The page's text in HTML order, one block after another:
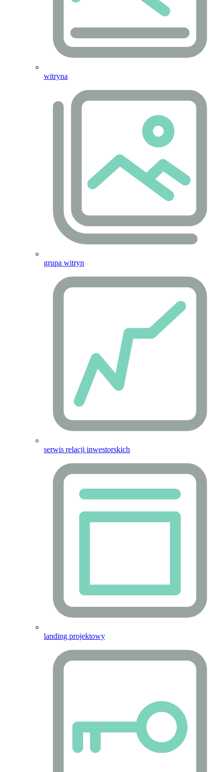
witryna
grupa witryn
serwis relacji inwestorskich
landing projektowy